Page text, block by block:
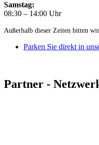
Samstag:
08:30 – 14:00 Uhr
Außerhalb dieser Zeiten bitten
Parken Sie direkt in
Partner -